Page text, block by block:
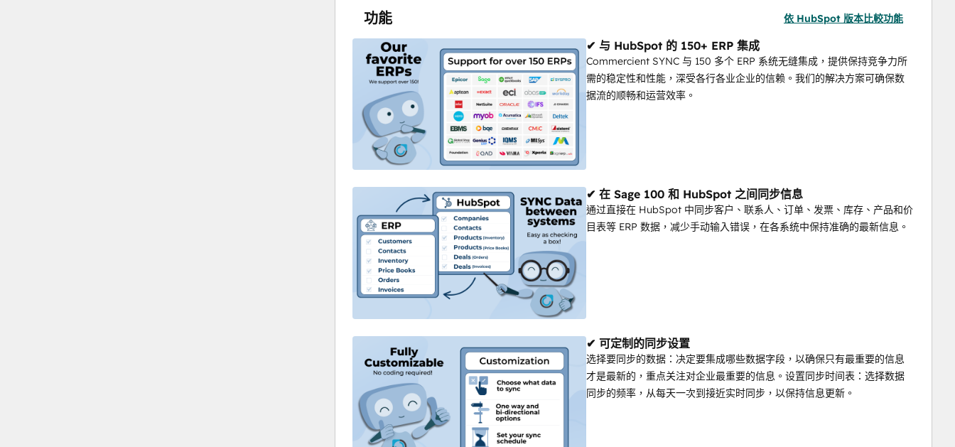
支持的版本
我们与所有版本兼容，包括赛捷50（云专业版和高级版，英国、美国、欧盟、加拿大）、赛捷100（承包商和法国）、赛捷
200（专业版）、赛捷300、赛捷300建筑房地产、赛捷500（生产线）、赛捷1000、赛捷Intacct、赛捷企业管理（赛捷
X3）和赛捷商业。
功能 依 HubSpot 版本比較功能
✔ 与 HubSpot 的 150+ ERP 集成
Commercient SYNC 与 150 多个 ERP 系统无缝集成，提供保持竞争力所
需的稳定性和性能，深受各行各业企业的信赖。我们的解决方案可确保数
据流的顺畅和运营效率。
✔ 在 Sage 100 和 HubSpot 之间同步信息
通过直接在 HubSpot 中同步客户、联系人、订单、发票、库存、产品和价
目表等 ERP 数据，减少手动输入错误，在各系统中保持准确的最新信息。
✔ 可定制的同步设置
选择要同步的数据：决定要集成哪些数据字段，以确保只有最重要的信息
才是最新的，重点关注对企业最重要的信息。设置同步时间表：选择数据
同步的频率，从每天一次到接近实时同步，以保持信息更新。